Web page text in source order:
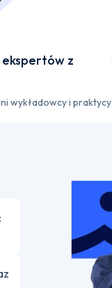
z
wykładowcy i praktycy